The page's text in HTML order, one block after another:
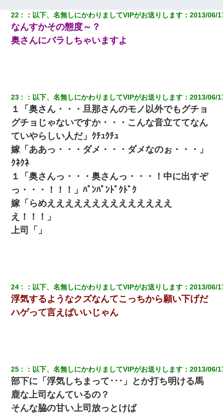
22 ： 以下、名無しにかわりましてVIPがお送りします ：2013/06/
なんすかその態度～？
奥さんにバラしちゃいますよ
23 ： 以下、名無しにかわりましてVIPがお送りします ：2013/06/
１「奥さん・・・旦那さんのモノ以外でもグチョ
グチョじゃないですか・・・こんな音立ててなん
ていやらしい人だ」ｸﾁｭｸﾁｭ
嫁「ああっ・・・ダメ・・・ダメなのぉ・・・」
ｸﾈｸﾈ
１「奥さんっ・・・奥さんっ・・・！中に出すぞ
っ・・・！！！」ﾊﾟﾝﾊﾟﾝﾄﾞｸﾄﾞｸ
嫁「らめええええええええええええええ
え！！！」
上司「」
24 ： 以下、名無しにかわりましてVIPがお送りします ：2013/06/
浮気するようなクズなんてこっちから願い下げだ
ハゲって言えばいいじゃん
25 ： 以下、名無しにかわりましてVIPがお送りします ：2013/06/
部下に「浮気しちまって･･･」とか打ち明ける馬
鹿な上司なんているの？
そんな脇の甘い上司放っとけば